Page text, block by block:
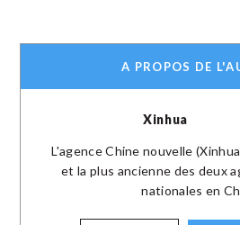
A PROPOS DE
Xinhua
L'agence Chine nouvelle
et la plus ancienne des deux
nationales en